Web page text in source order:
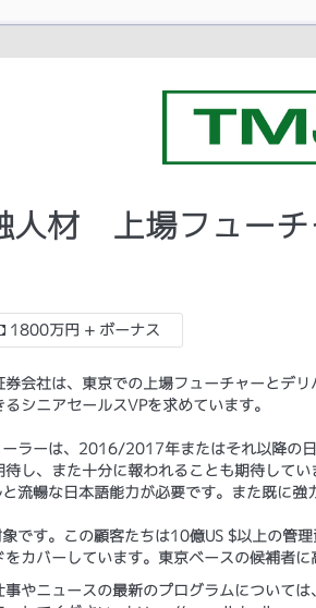
人材 上場フューチ
1800万円 + ボーナス
会社は、東京での上場フューチャーとデ
シニアセールスVPを求めています。
ラーは、2016/2017年またはそれ以降の
し、また十分に報われることも期待してい
流暢な日本語能力が必要です。また既に
です。この顧客たちは10億US $以上の管
カバーしています。東京ベースの候補者に
事やニュースの最新のプログラムについて